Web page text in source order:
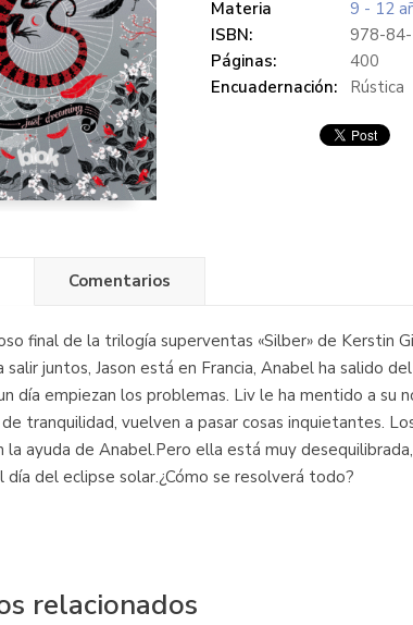
Materia
9 - 12
ISBN:
978-
Páginas:
400
Encuadernación:
Rústica
Comentarios
final de la trilogía superventas «Silber» de Kerstin
salir juntos, Jason está en Francia, Anabel ha salido
día empiezan los problemas. Liv le ha mentido a su
tranquilidad, vuelven a pasar cosas inquietantes.
la ayuda de Anabel.Pero ella está muy
día del eclipse solar.¿Cómo se resolverá todo?
relacionados